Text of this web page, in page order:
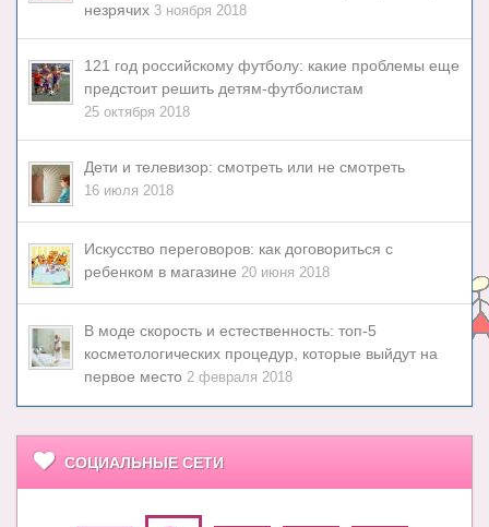
незрячих 3 ноября 2018
121 год российскому футболу: какие проблемы еще
предстоит решить детям-футболистам
25 октября 2018
Дети и телевизор: смотреть или не смотреть
16 июля 2018
Искусство переговоров: как договориться с
ребенком в магазине 20 июня 2018
В моде скорость и естественность: топ-5
косметологических процедур, которые выйдут на
первое место 2 февраля 2018
СОЦИАЛЬНЫЕ СЕТИ